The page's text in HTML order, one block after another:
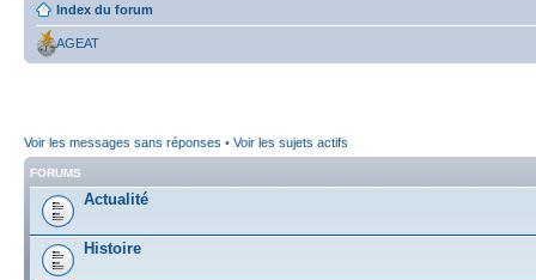
Index du forum
AGEAT
Voir les messages sans réponses • Voir les sujets actifs
FORUMS
Actualité
Histoire